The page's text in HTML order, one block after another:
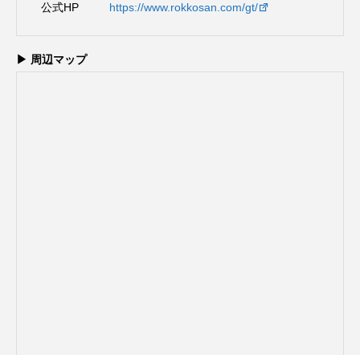
公式HP https://www.rokkosan.com/gt/
▶ 周辺マップ